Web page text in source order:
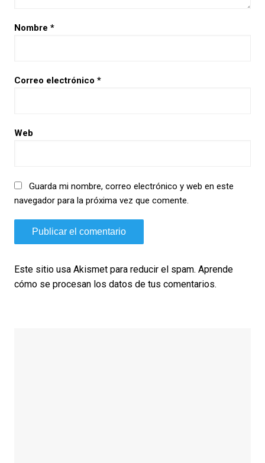
Nombre *
Correo electrónico *
Web
Guarda mi nombre, correo electrónico y web en este
navegador para la próxima vez que comente.
Este sitio usa Akismet para reducir el spam. Aprende
cómo se procesan los datos de tus comentarios.